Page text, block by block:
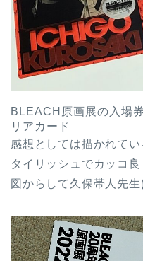
BLEACH原画展の入場
リアカード
感想としては描かれて
タイリッシュでカッコ
図からして久保帯人先